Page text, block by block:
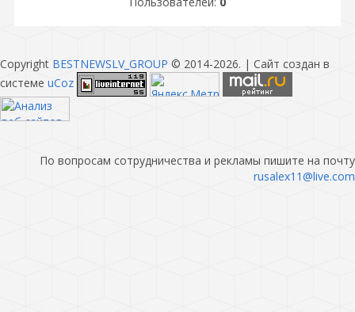
Copyright BESTNEWSLV_GROUP © 2014-2026. | Сайт создан в
системе uCoz
По вопросам сотрудничества и рекламы пишите на почту
rusalex11@live.com